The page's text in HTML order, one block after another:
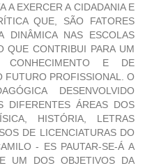
A EXERCER A CIDADANIA E
QUE, SÃO FATORES
DINÂMICA NAS ESCOLAS
QUE CONTRIBUI PARA UM
CONHECIMENTO E DE
FUTURO PROFISSIONAL. O
DESENVOLVIDO
DIFERENTES ÁREAS DOS
HISTÓRIA, LETRAS
DE LICENCIATURAS DO
- ES PAUTAR-SE-Á A
UM DOS OBJETIVOS DA